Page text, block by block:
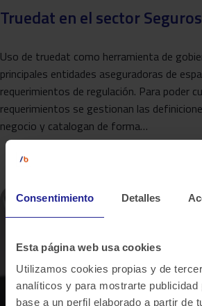
Consentimiento Detalles
Esta página web usa cookies
Utilizamos cookies propias y de
analíticos y para mostrarte publicidad
base a un perfil elaborado a partir de
Truedat en el sector Seguros
Uso de truedat como herramienta de
principales entidades aseguradoras de
requerimientos de regulación. Para poder
requerimientos se gestionan las
negocio y catalogan de forma…